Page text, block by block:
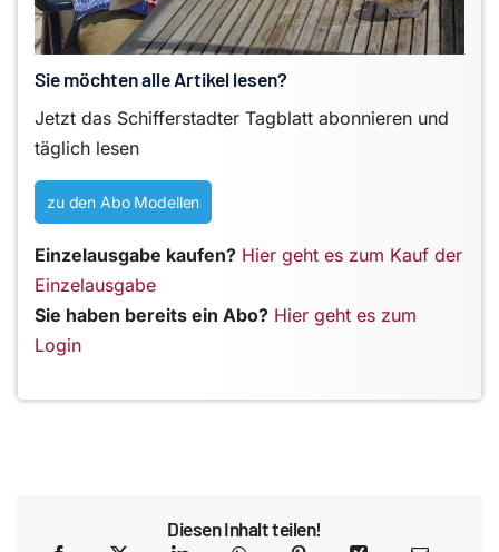
Sie möchten alle Artikel lesen?
Jetzt das Schifferstadter Tagblatt abonnieren und
täglich lesen
zu den Abo Modellen
Einzelausgabe kaufen? Hier geht es zum Kauf der
Einzelausgabe
Sie haben bereits ein Abo? Hier geht es zum
Login
Diesen Inhalt teilen!